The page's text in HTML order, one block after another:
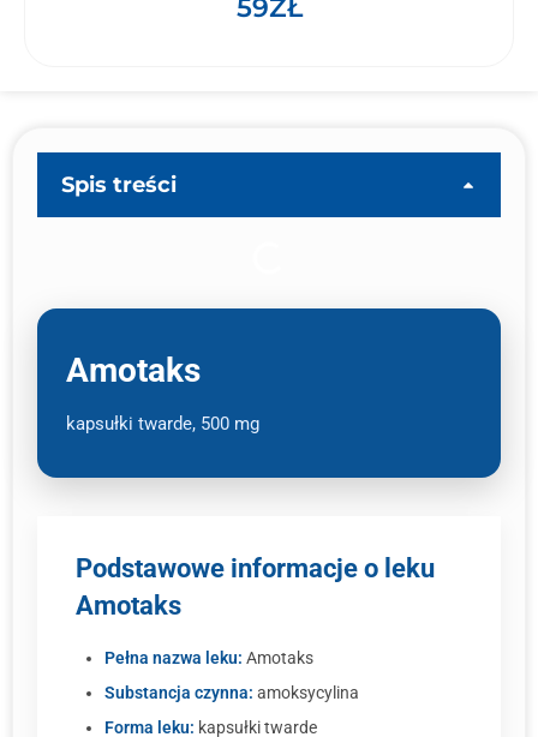
59ZŁ
Spis treści
Amotaks
kapsułki twarde, 500 mg
Podstawowe informacje o leku
Amotaks
Pełna nazwa leku: Amotaks
Substancja czynna: amoksycylina
Forma leku: kapsułki twarde